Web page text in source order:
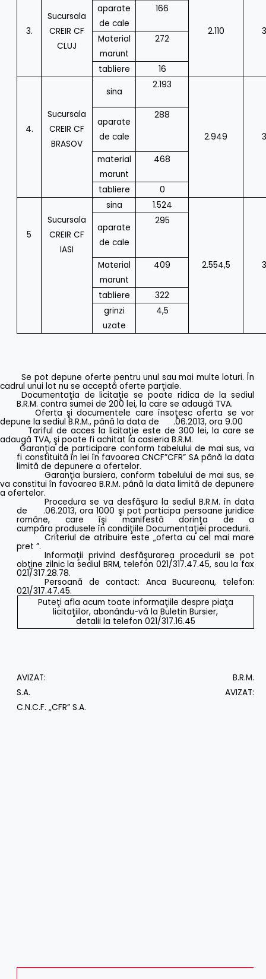
3.
Sucursala
CREIR CF
CLUJ
2.110
aparate
de cale
166
Material
marunt
272
tabliere
16
sina
2.193
2.949
4.
Sucursala
CREIR CF
BRASOV
aparate
de cale
288
material
marunt
468
tabliere
0
sina
1.524
2.554,5
5
Sucursala
CREIR CF
IASI
aparate
de cale
295
Material
marunt
409
tabliere
322
grinzi
uzate
4,5
Se pot depune oferte pentru unul sau mai multe loturi. În
cadrul unui lot nu se acceptă oferte parţiale.
Documentaţia de licitaţie se poate ridica de la sediul
B.R.M. contra sumei de 200 lei, la care se adaugă TVA.
Oferta şi documentele care însoţesc oferta se vor
depune la sediul B.R.M., până la data de .06.2013, ora 9.00
Tariful de acces la licitaţie este de 300 lei, la care se
adaugă TVA, şi poate fi achitat la casieria B.R.M.
Garanţia de participare conform tabelului de mai sus, va
fi constituită în lei în favoarea CNCF”CFR” SA până la data
limită de depunere a ofertelor.
Garanţia bursiera, conform tabelului de mai sus, se
va constitui în favoarea B.R.M. până la data limită de depunere
a ofertelor.
Procedura se va desfăşura la sediul B.R.M. în data
de .06.2013, ora 1000 şi pot participa persoane juridice
române, care îşi manifestă dorinţa de a
cumpăra produsele în condiţiile Documentaţiei procedurii.
Criteriul de atribuire este „oferta cu cel mai mare
pret ”.
Informaţii privind desfăşurarea procedurii se pot
obţine zilnic la sediul BRM, telefon 021/317.47.45, sau la fax
021/317.28.78.
Persoană de contact: Anca Bucureanu, telefon:
021/317.47.45.
Puteţi afla acum toate informaţiile despre piaţa
licitaţiilor, abonându-vă la Buletin Bursier,
detalii la telefon 021/317.16.45
AVIZAT: B.R.M.
S.A. AVIZAT:
C.N.C.F. „CFR” S.A.